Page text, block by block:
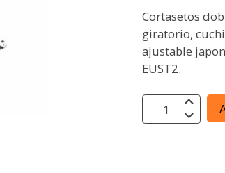
Cortasetos
giratorio,
ajustable
EUST2.